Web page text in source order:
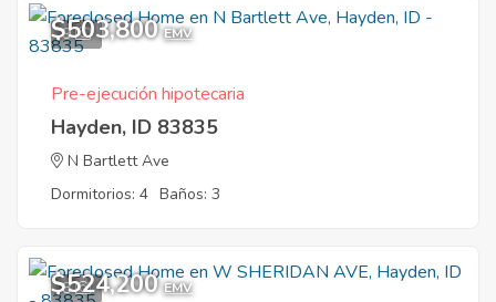
9
$503,800 EMV
Pre-ejecución hipotecaria
Hayden, ID 83835
N Bartlett Ave
Dormitorios: 4 Baños: 3
8
$524,200 EMV